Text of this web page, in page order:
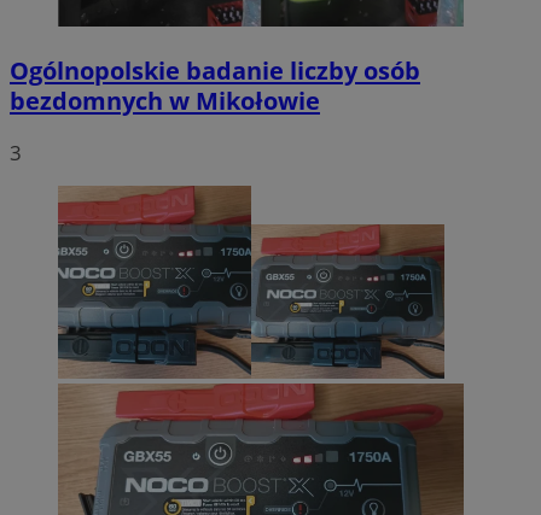
Ogólnopolskie badanie liczby osób
bezdomnych w Mikołowie
3